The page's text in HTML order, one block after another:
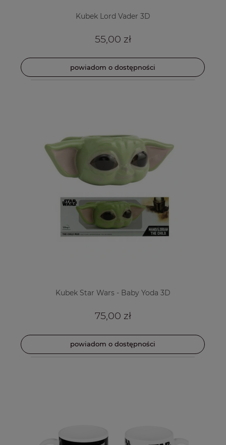
Kubek Lord Vader 3D
55,00 zł
powiadom o dostępności
Kubek Star Wars - Baby Yoda 3D
75,00 zł
powiadom o dostępności